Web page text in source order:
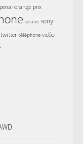
orange prix
solaire sony
twitter téléphone vidéo